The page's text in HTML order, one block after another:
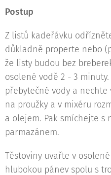
Postup
Z listů kadeřávku
důkladně properte nebo
že listy budou bez
osolené vodě 2 - 3
přebytečné vody a
na proužky a v mixéru
a olejem. Pak smíchejte s
parmazánem.
Těstoviny uvařte v
hlubokou pánev spolu s